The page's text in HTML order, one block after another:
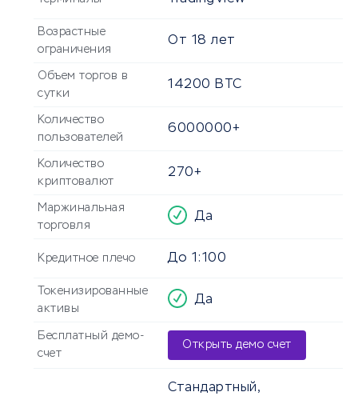
Возрастные
ограничения
От 18 лет
Объем торгов в
сутки
14200 BTC
Количество
пользователей
6000000+
Количество
криптовалют
270+
Маржинальная
торговля
Да
Кредитное плечо До 1:100
Токенизированные
активы
Да
Бесплатный демо-
счет
Открыть демо счет
Стандартный,